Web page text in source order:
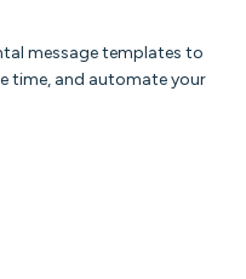
message templates to
time, and automate your